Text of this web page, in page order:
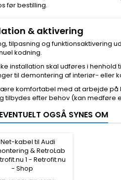
før bestilling.
& aktivering
tilpasning og funktionsaktivering
kodning.
installation skal udføres i
til demontering af interiør- eller
komfortabel med at arbejde på
tilbydes efter behov (kan medføre
OGSÅ SYNES OM